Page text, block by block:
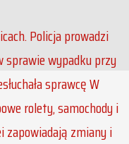
Policja prowadzi
sprawie wypadku przy
sprawcęW
rolety, samochody i
zapowiadają zmiany i